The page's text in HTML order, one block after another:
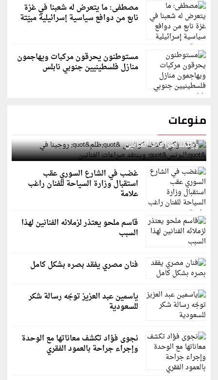
مصطفى: ما يتعرض له شعبنا في غزة
نابع من دوافع سياسية إسرائيلية مبيّتة
مستوطنون يحرقون مركبات ويهاجمون
منازل فلسطينيين جنوبي نابلس
منوعات
أشرف زكي يكشف كواليس "ظلم" روجينا في "البرنس"
وينتقد صراعات الفنانين
غضب في الشارع السوري عقب
استقبال وزارة السياحة للفنان راغب
علامة
قاسم ملحو يعتذر لزملائه الفنانين لهذا
السبب
فنان مصري يفقد بصره بشكل كامل
ياسمين عبد العزيز توجّه رسالة شكر
للسعودية
نجوى فؤاد تكشف معاناتها مع الوحدة
وإجراء جراحة بالعمود الفقري